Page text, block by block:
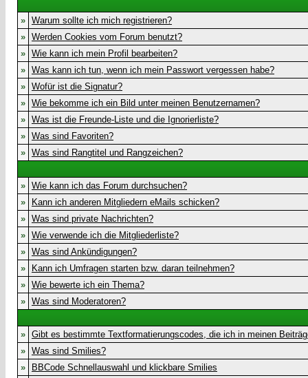
» Warum sollte ich mich registrieren?
» Werden Cookies vom Forum benutzt?
» Wie kann ich mein Profil bearbeiten?
» Was kann ich tun, wenn ich mein Passwort vergessen habe?
» Wofür ist die Signatur?
» Wie bekomme ich ein Bild unter meinen Benutzernamen?
» Was ist die Freunde-Liste und die Ignorierliste?
» Was sind Favoriten?
» Was sind Rangtitel und Rangzeichen?
» Wie kann ich das Forum durchsuchen?
»
Kann ich anderen Mitgliedern eMails schicken?
» Was sind private Nachrichten?
» Wie verwende ich die Mitgliederliste?
» Was sind Ankündigungen?
»
Kann ich Umfragen starten bzw. daran teilnehmen?
» Wie bewerte ich ein Thema?
» Was sind Moderatoren?
» Gibt es bestimmte Textformatierungscodes, die ich in meinen
» Was sind Smilies?
»
BBCode Schnellauswahl und klickbare Smilies